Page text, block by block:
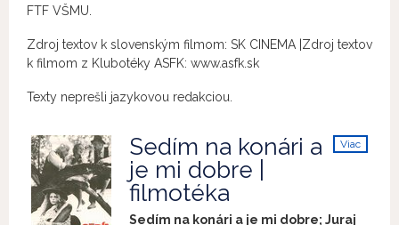
FTF VŠMU.
Zdroj textov k slovenským filmom: SK CINEMA |Zdroj textov
k filmom z Klubotéky ASFK: www.asfk.sk
Texty neprešli jazykovou redakciou.
Viac
Sedím na konári a
je mi dobre |
filmotéka
Sedím na konári a je mi dobre; Juraj